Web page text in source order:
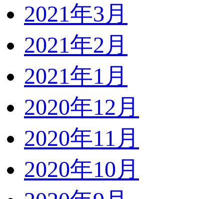
2021年3月
2021年2月
2021年1月
2020年12月
2020年11月
2020年10月